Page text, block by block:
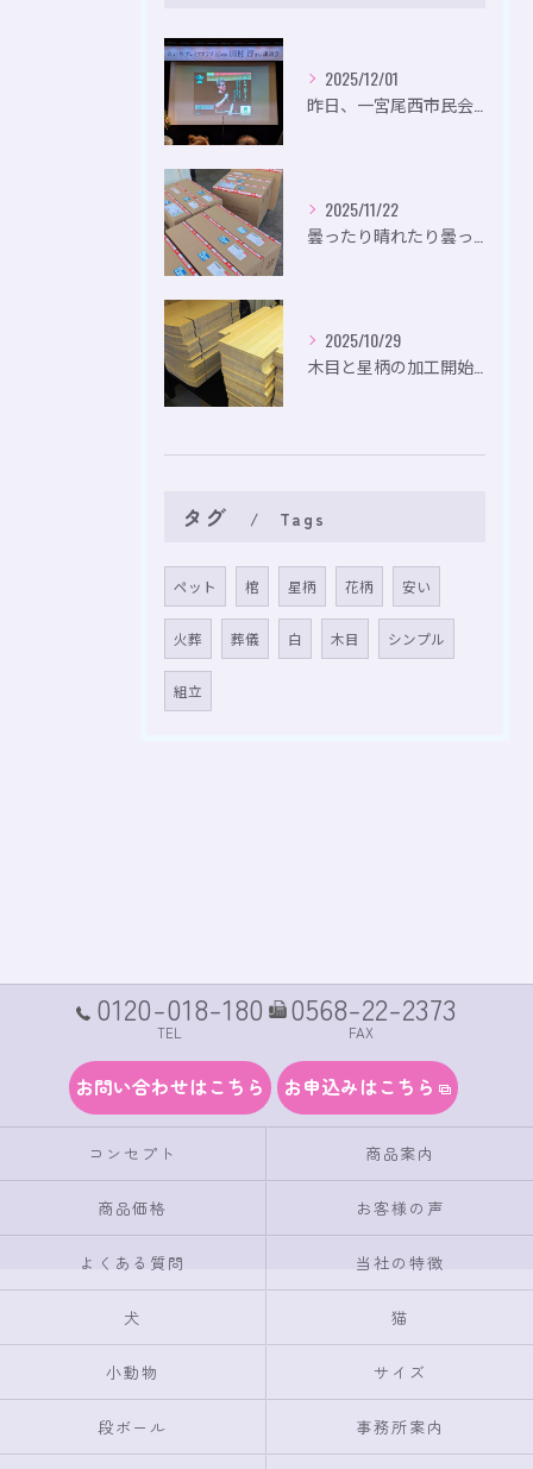
2025/12/01
2025/11/22
2025/10/29
タグ Tags
ペット 棺 星柄 花柄 安い
火葬 葬儀 白 木目 シンプル
組立
0120-018-180
TEL
0568-22-2373
FAX
お問い合わせはこちら お申込みはこちら
コンセプト 商品案内
商品価格 お客様の声
よくある質問 当社の特徴
犬 猫
小動物 サイズ
段ボール 事務所案内